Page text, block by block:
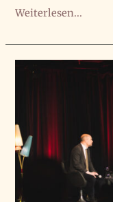
Vortrag
der
katholischen
Akademie
Weiterlesen...